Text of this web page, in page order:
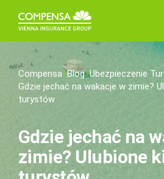
Compensa Blog Ubezpieczenie
Gdzie jechać na wakacje w zimie?
turystów
Gdzie jechać na
zimie? Ulubione